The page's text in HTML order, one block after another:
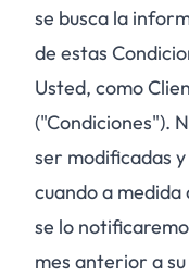
se busca la
de estas
Usted, como
("Condiciones").
ser modificadas
cuando a medida
se lo
mes anterior a